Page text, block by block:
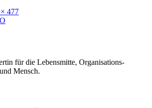
477
für die Lebensmitte, Organisations-
Mensch.